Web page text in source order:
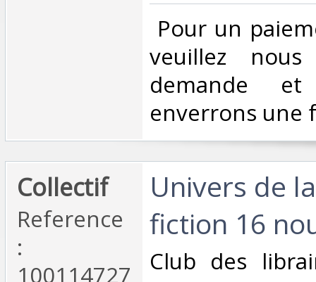
Pour un
veuillez
demande
enverrons une
‎Collectif‎
Reference
:
100114727
‎Univers de
fiction 16
‎Club des